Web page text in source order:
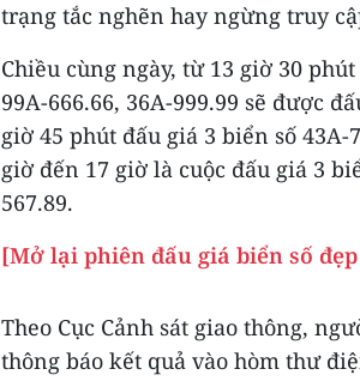
trạng tắc nghẽn hay ngừng truy
Chiều cùng ngày, từ 13 giờ 30
99A-666.66, 36A-999.99 sẽ được
giờ 45 phút đấu giá 3 biển số 43A-
giờ đến 17 giờ là cuộc đấu giá 3
567.89.
[Mở lại phiên đấu giá biển số
Theo Cục Cảnh sát giao thông,
thông báo kết quả vào hòm thư